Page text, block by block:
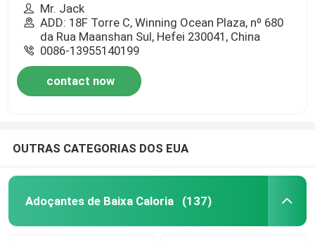
Mr. Jack
ADD: 18F Torre C, Winning Ocean Plaza, nº 680
da Rua Maanshan Sul, Hefei 230041, China
0086-13955140199
contact now
OUTRAS CATEGORIAS DOS EUA
Adoçantes de Baixa Caloria (137)